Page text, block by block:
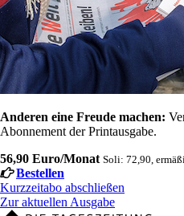
Anderen eine Freude machen:
Abonnement der Printausgabe.
56,90 Euro/Monat Soli: 72,90,
Bestellen
Kurzzeitabo abschließen
Zur aktuellen Ausgabe